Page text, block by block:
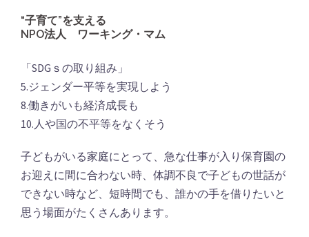
“子育て”を支える
NPO法人 ワーキング・マム
「SDGｓの取り組み」
5.ジェンダー平等を実現しよう
8.働きがいも経済成長も
10.人や国の不平等をなくそう
子どもがいる家庭にとって、急な仕事が入り保育園の
お迎えに間に合わない時、体調不良で子どもの世話が
できない時など、短時間でも、誰かの手を借りたいと
思う場面がたくさんあります。